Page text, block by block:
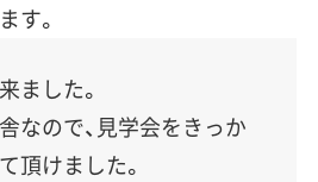
す。
ました。
なので、見学会をきっか
頂けました。